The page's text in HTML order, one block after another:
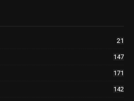
21
147
171
142